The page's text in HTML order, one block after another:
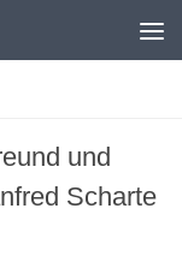
und
Scharte